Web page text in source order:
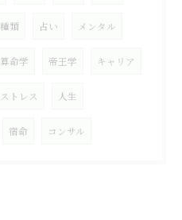
種類 占い メンタル
算命学 帝王学 キャリア
ストレス 人生
宿命 コンサル